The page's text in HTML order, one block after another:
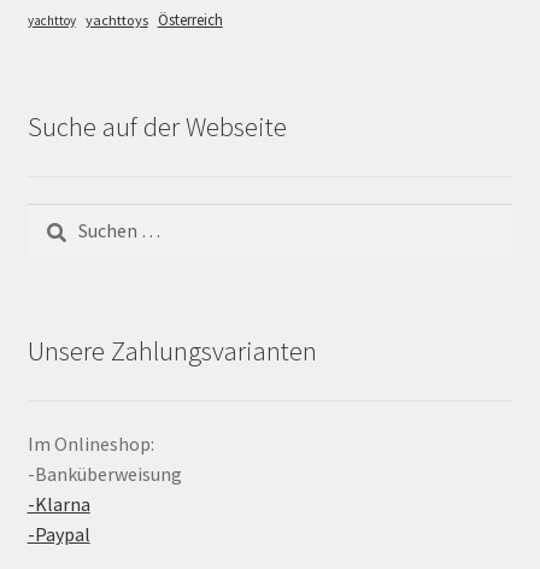
yachttoy yachttoys Österreich
Suche auf der Webseite
Suchen
nach:
Unsere Zahlungsvarianten
Im Onlineshop:
-Banküberweisung
-Klarna
-Paypal